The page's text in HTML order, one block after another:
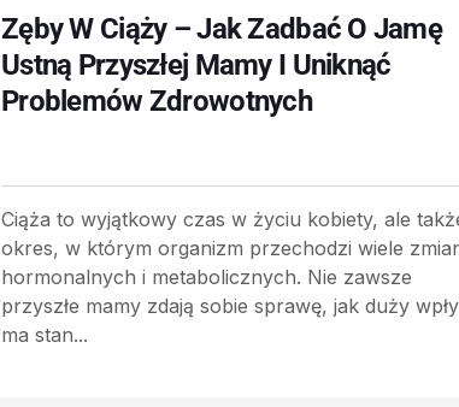
Zęby W Ciąży – Jak Zadbać O Jamę
Ustną Przyszłej Mamy I Uniknąć
Problemów Zdrowotnych
Ciąża to wyjątkowy czas w życiu kobiety, ale
okres, w którym organizm przechodzi wiele
hormonalnych i metabolicznych. Nie zawsze
przyszłe mamy zdają sobie sprawę, jak duży
ma stan...